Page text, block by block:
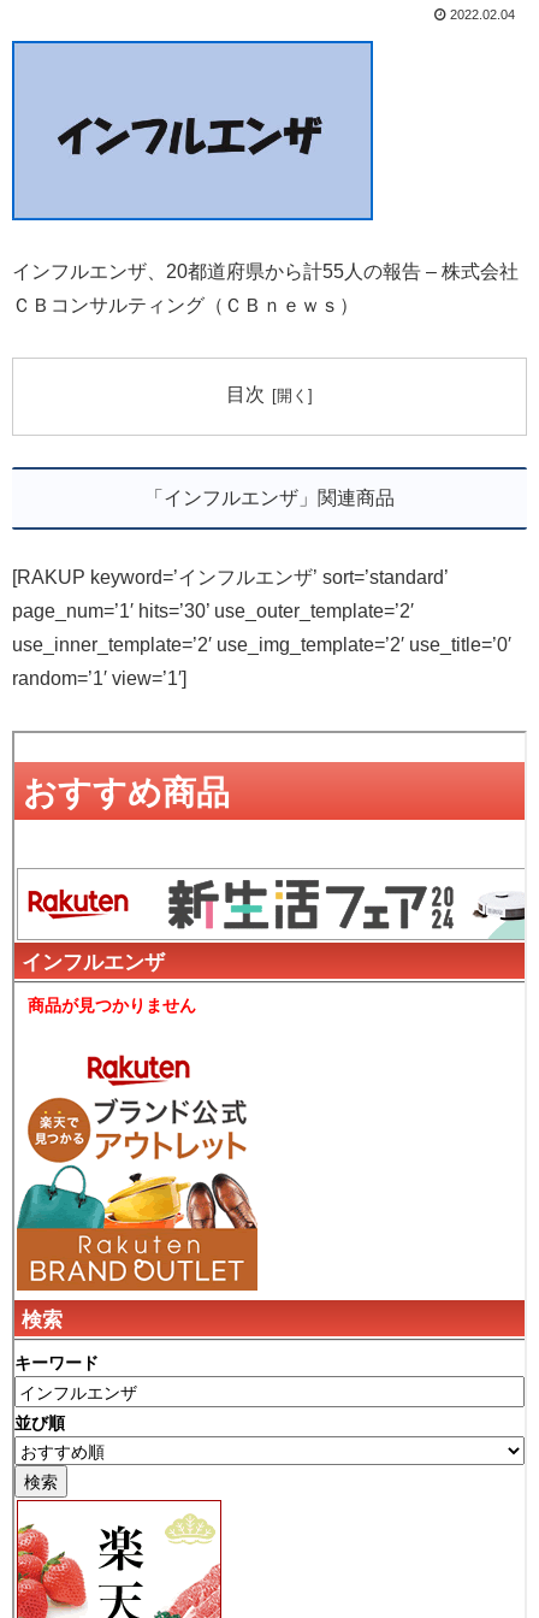
2022.02.04
インフルエンザ、20都道府県から計55人の報告 – 株式会社
ＣＢコンサルティング（ＣＢｎｅｗｓ）
目次
「インフルエンザ」関連商品
[RAKUP keyword=’インフルエンザ’ sort=’standard’
page_num=’1′ hits=’30’ use_outer_template=’2′
use_inner_template=’2′ use_img_template=’2′ use_title=’0′
random=’1′ view=’1′]